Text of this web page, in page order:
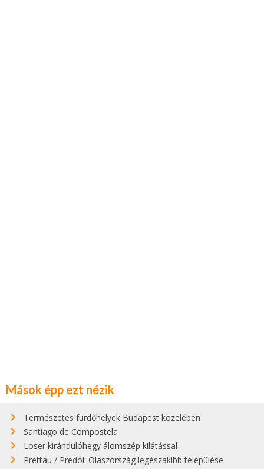
Mások épp ezt nézik
Természetes fürdőhelyek Budapest közelében
Santiago de Compostela
Loser kirándulóhegy álomszép kilátással
Prettau / Predoi: Olaszország legészakibb települése